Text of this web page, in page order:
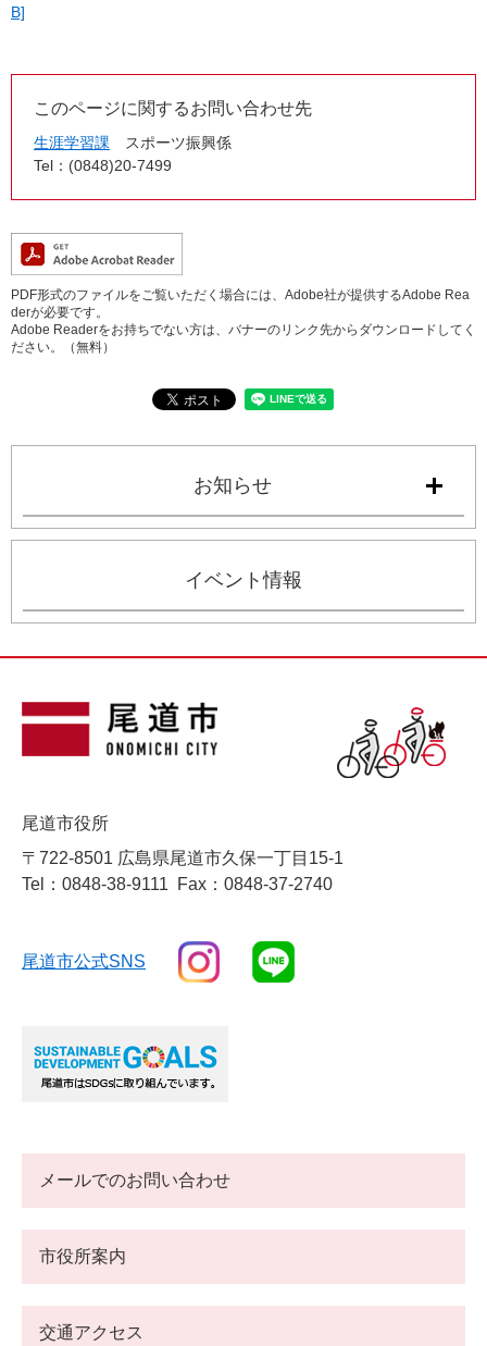
B]
このページに関するお問い合わせ先
生涯学習課
スポーツ振興係
Tel：(0848)20-7499
PDF形式のファイルをご覧いただく場合には、Adobe社が提供するAdobe Rea
derが必要です。
Adobe Readerをお持ちでない方は、バナーのリンク先からダウンロードしてく
ださい。（無料）
お知らせ
イベント情報
尾道市役所
〒722-8501 広島県尾道市久保一丁目15-1
Tel：0848-38-9111
Fax：0848-37-2740
尾道市公式SNS
メールでのお問い合わせ
市役所案内
交通アクセス